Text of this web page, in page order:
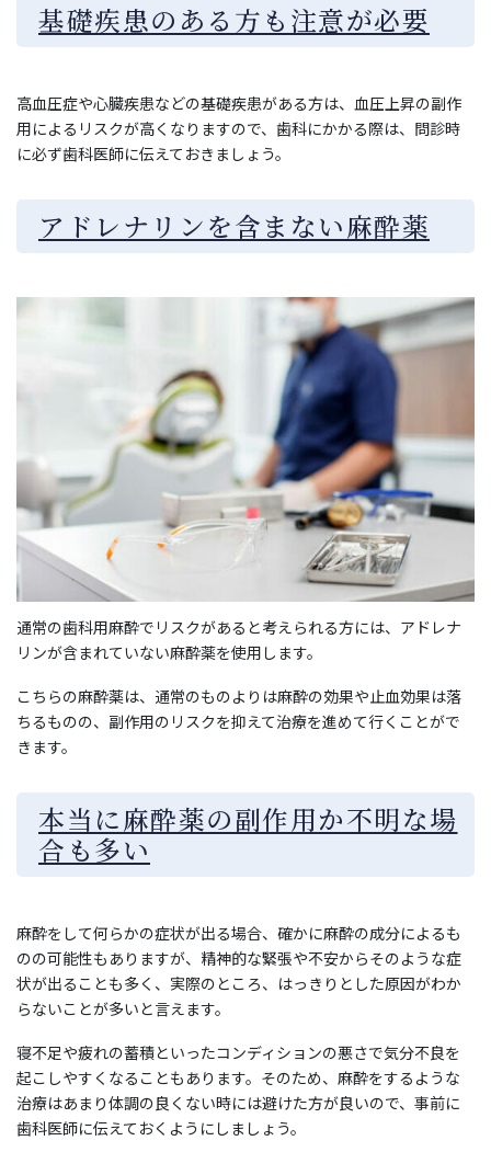
基礎疾患のある方も注意が必要
高血圧症や心臓疾患などの基礎疾患がある方は、血圧上昇の副作
用によるリスクが高くなりますので、歯科にかかる際は、問診時
に必ず歯科医師に伝えておきましょう。
アドレナリンを含まない麻酔薬
通常の歯科用麻酔でリスクがあると考えられる方には、アドレナ
リンが含まれていない麻酔薬を使用します。
こちらの麻酔薬は、通常のものよりは麻酔の効果や止血効果は落
ちるものの、副作用のリスクを抑えて治療を進めて行くことがで
きます。
本当に麻酔薬の副作用か不明な場
合も多い
麻酔をして何らかの症状が出る場合、確かに麻酔の成分によるも
のの可能性もありますが、精神的な緊張や不安からそのような症
状が出ることも多く、実際のところ、はっきりとした原因がわか
らないことが多いと言えます。
寝不足や疲れの蓄積といったコンディションの悪さで気分不良を
起こしやすくなることもあります。そのため、麻酔をするような
治療はあまり体調の良くない時には避けた方が良いので、事前に
歯科医師に伝えておくようにしましょう。